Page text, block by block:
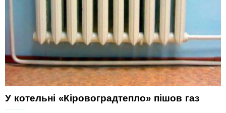
У котельні «Кіровоградтепло» пішов газ